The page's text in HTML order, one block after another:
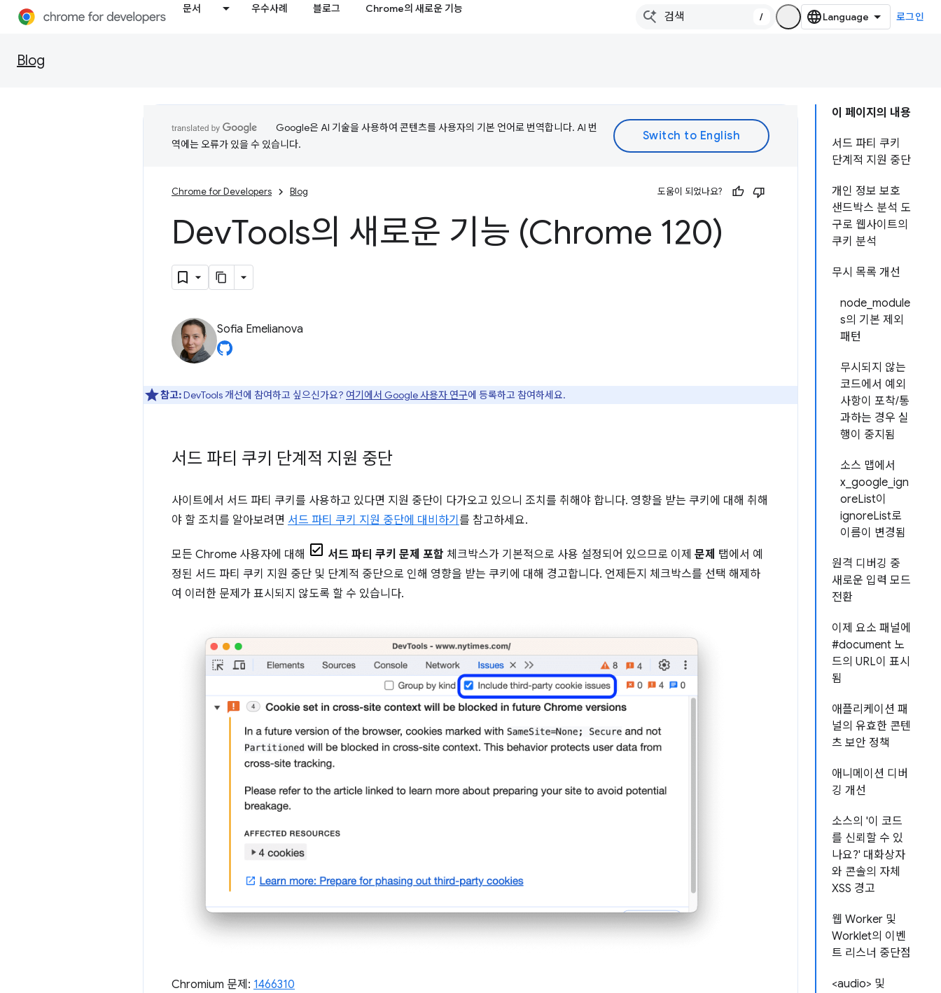
문서 우수사례 블로그 Chrome의 새로운 기능
/ 로그인
Blog
이 페이지의 내용
서드 파티 쿠키
단계적 지원 중단
개인 정보 보호
샌드박스 분석 도
구로 웹사이트의
쿠키 분석
무시 목록 개선
node_module
s의 기본 제외
패턴
무시되지 않는
코드에서 예외
사항이 포착/통
과하는 경우 실
행이 중지됨
소스 맵에서
x_google_ign
oreList이
ignoreList로
이름이 변경됨
원격 디버깅 중
새로운 입력 모드
전환
이제 요소 패널에
#document 노
드의 URL이 표시
됨
애플리케이션 패
널의 유효한 콘텐
츠 보안 정책
애니메이션 디버
깅 개선
소스의 '이 코드
를 신뢰할 수 있
나요?' 대화상자
와 콘솔의 자체
XSS 경고
웹 Worker 및
Worklet의 이벤
트 리스너 중단점
<audio> 및
Google은 AI 기술을 사용하여 콘텐츠를 사용자의 기본 언어로 번역합니다. AI 번
역에는 오류가 있을 수 있습니다.
Chrome for Developers Blog 도움이 되었나요?
DevTools의 새로운 기능 (Chrome 120)
Sofia Emelianova
참고:DevTools 개선에 참여하고 싶으신가요? 여기에서 Google 사용자 연구에 등록하고 참여하세요.
서드 파티 쿠키 단계적 지원 중단
사이트에서 서드 파티 쿠키를 사용하고 있다면 지원 중단이 다가오고 있으니 조치를 취해야 합니다. 영향을 받는 쿠키에 대해 취해
야 할 조치를 알아보려면 서드 파티 쿠키 지원 중단에 대비하기 를 참고하세요.
모든 Chrome 사용자에 대해 서드 파티 쿠키 문제 포함 체크박스가 기본적으로 사용 설정되어 있으므로 이제 문제 탭에서 예
정된 서드 파티 쿠키 지원 중단 및 단계적 중단으로 인해 영향을 받는 쿠키에 대해 경고합니다. 언제든지 체크박스를 선택 해제하
여 이러한 문제가 표시되지 않도록 할 수 있습니다.
Chromium 문제: 1466310